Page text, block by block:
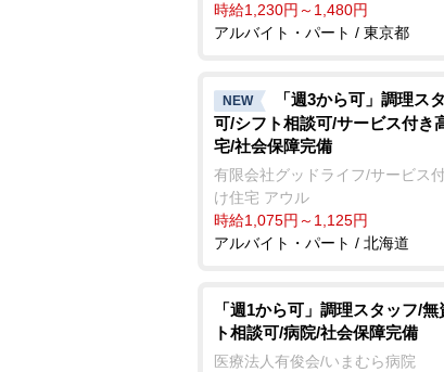
時給1,230円～1,480円
アルバイト・パート / 東京都
NEW
「週3から可」調理ス
可/シフト相談可/サービス付き
宅/社会保障完備
有限会社グッドライフ/サービス
け住宅 アウル
時給1,075円～1,125円
アルバイト・パート / 北海道
「週1から可」調理スタッフ/
ト相談可/病院/社会保障完備
医療法人有俊会/いまむら病院